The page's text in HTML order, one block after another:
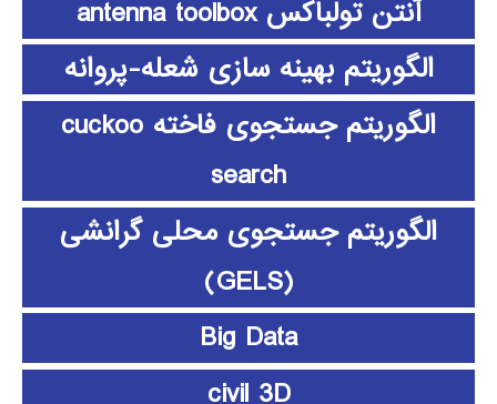
آنتن تولباکس antenna toolbox
الگوریتم بهینه سازی شعله-پروانه
الگوریتم جستجوی فاخته cuckoo
search
الگوریتم جستجوی محلی گرانشی
(GELS)
Big Data
civil 3D